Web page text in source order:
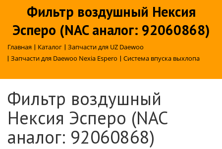
Фильтр воздушный Нексия
Эсперо (NAC аналог: 92060868)
Главная | Каталог | Запчасти для UZ Daewoo
| Запчасти для Daewoo Nexia Espero | Система впуска выхлопа
Фильтр воздушный
Нексия Эсперо (NAC
аналог: 92060868)